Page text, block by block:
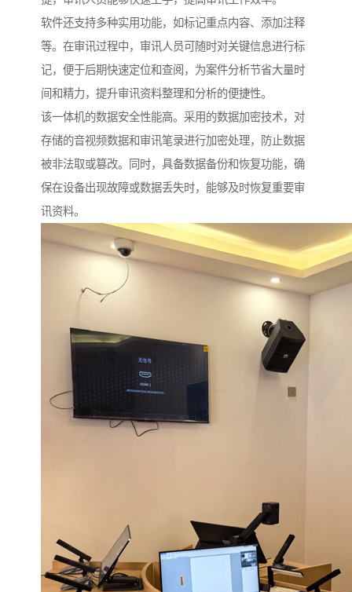
软件还支持多种实用功能，如标记重点内容、添加注释
等。在审讯过程中，审讯人员可随时对关键信息进行标
记，便于后期快速定位和查阅，为案件分析节省大量时
间和精力，提升审讯资料整理和分析的便捷性。​
该一体机的数据安全性能高。采用的数据加密技术，对
存储的音视频数据和审讯笔录进行加密处理，防止数据
被非法取或篡改。同时，具备数据备份和恢复功能，确
保在设备出现故障或数据丢失时，能够及时恢复重要审
讯资料。​